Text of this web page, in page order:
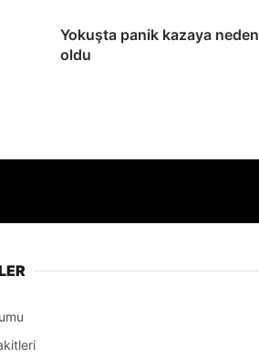
Yokuşta panik kazaya neden
oldu